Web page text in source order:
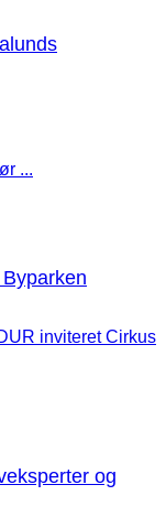
...
inviteret Cirkus
og